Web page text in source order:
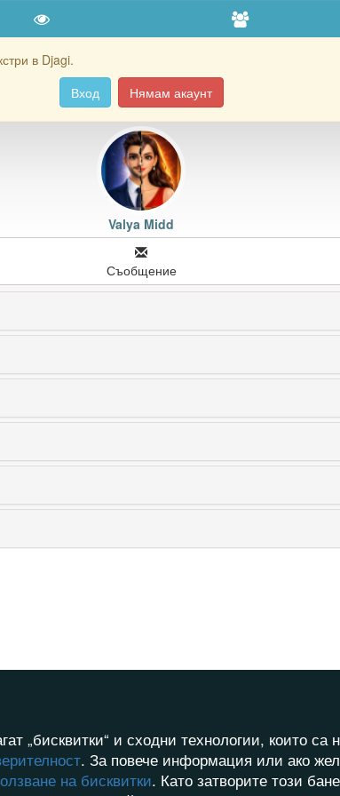
в Djagi.
Вход
Нямам акаунт
Valya Midd
Съобщение
„бисквитки“ и сходни технологии, които
. За повече информация или ако
на бисквитки. Като затворите този